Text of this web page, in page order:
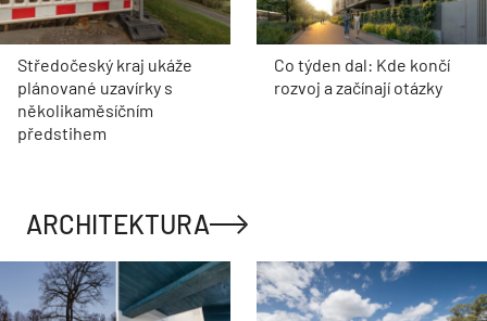
Středočeský kraj ukáže
plánované uzavírky s
několikaměsíčním
předstihem
Co týden dal: Kde končí
rozvoj a začínají otázky
ARCHITEKTURA